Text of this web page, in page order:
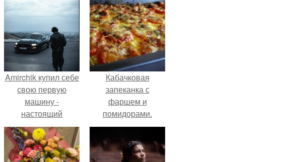
Amirchik купил себе
свою первую
машину -
настоящий
автомобиль мечты
для многих
автолюбителей.
Кабачковая
запеканка с
фаршем и
помидорами.